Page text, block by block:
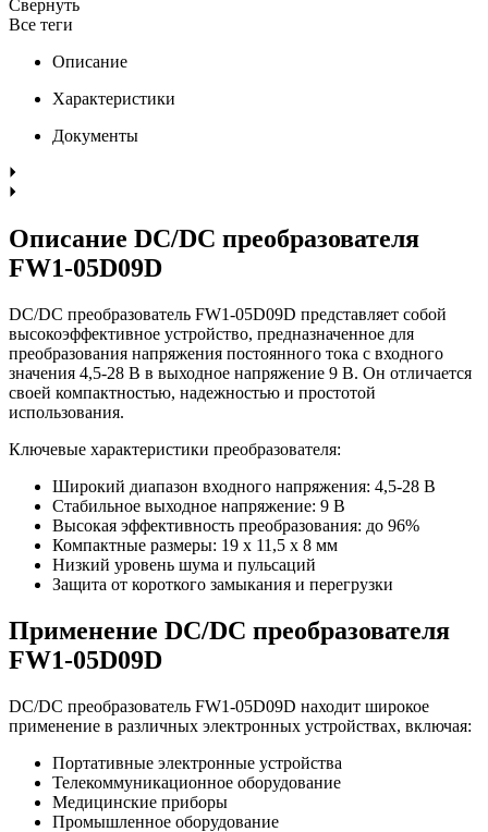
Свернуть
Все теги
Описание
Характеристики
Документы
Описание DC/DC преобразователя
FW1-05D09D
DC/DC преобразователь FW1-05D09D представляет собой
высокоэффективное устройство, предназначенное для
преобразования напряжения постоянного тока с входного
значения 4,5-28 В в выходное напряжение 9 В. Он отличается
своей компактностью, надежностью и простотой
использования.
Ключевые характеристики преобразователя:
Широкий диапазон входного напряжения: 4,5-28 В
Стабильное выходное напряжение: 9 В
Высокая эффективность преобразования: до 96%
Компактные размеры: 19 x 11,5 x 8 мм
Низкий уровень шума и пульсаций
Защита от короткого замыкания и перегрузки
Применение DC/DC преобразователя
FW1-05D09D
DC/DC преобразователь FW1-05D09D находит широкое
применение в различных электронных устройствах, включая:
Портативные электронные устройства
Телекоммуникационное оборудование
Медицинские приборы
Промышленное оборудование